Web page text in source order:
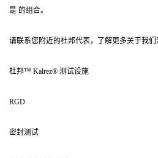
是 的组合。
请联系您附近的杜邦代表，了解更多关于我们
杜邦™ Kalrez® 测试设施
RGD
密封测试